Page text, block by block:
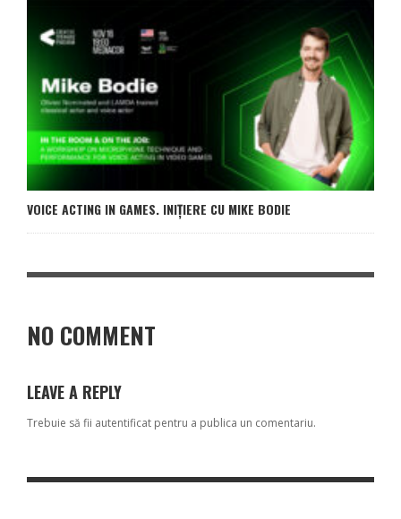
VOICE ACTING IN GAMES. INIȚIERE CU MIKE BODIE
NO COMMENT
LEAVE A REPLY
Trebuie să fii autentificat pentru a publica un comentariu.